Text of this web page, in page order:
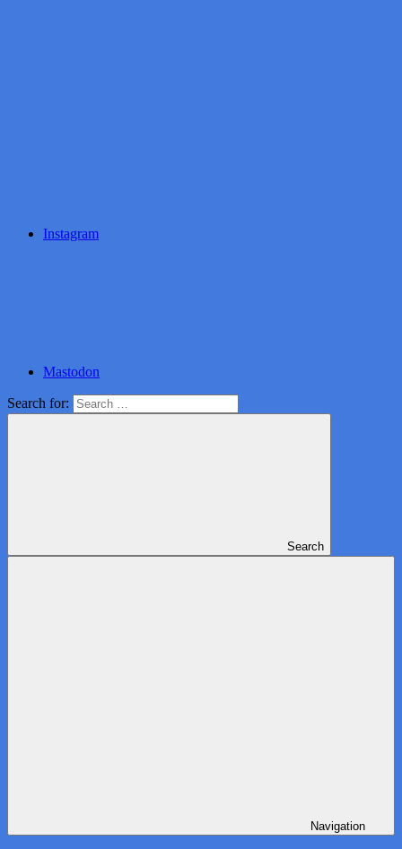
Instagram
Mastodon
Search for:
Search
Navigation